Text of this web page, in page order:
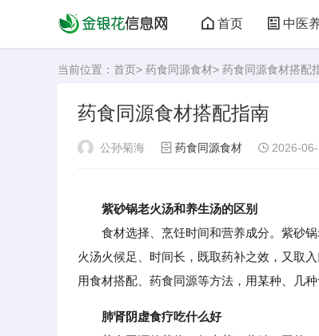
首页 中医
当前位置： 首页> 药食同源食材> 药食同源食材搭配
药食同源食材搭配指南
公孙菊海 药食同源食材 2026-
紫砂锅老火汤和养生汤的区别
食材选择、烹饪时间和营养成分。紫砂锅
火汤火候足、时间长，既取药补之效，又取
用食材搭配、药食同源等方法，用某种、几种
肺肾阴虚食疗吃什么好